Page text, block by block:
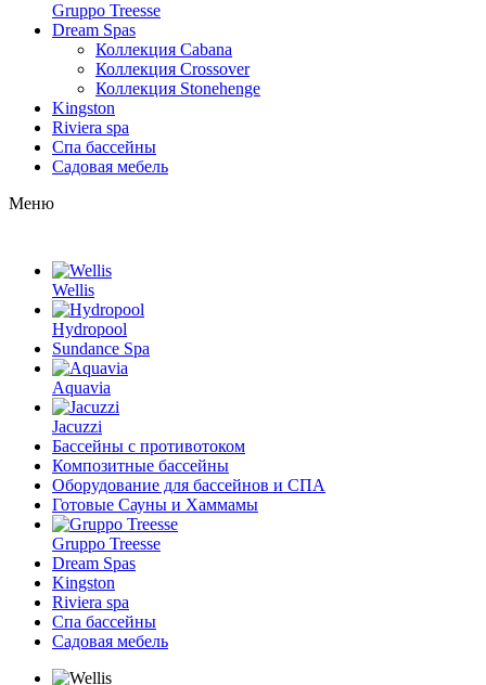
Gruppo Treesse
Dream Spas
Коллекция Cabana
Коллекция Crossover
Коллекция Stonehenge
Kingston
Riviera spa
Спа бассейны
Садовая мебель
Меню
Wellis
Hydropool
Sundance Spa
Aquavia
Jacuzzi
Бассейны с противотоком
Композитные бассейны
Оборудование для бассейнов и СПА
Готовые Сауны и Хаммамы
Gruppo Treesse
Dream Spas
Kingston
Riviera spa
Спа бассейны
Садовая мебель